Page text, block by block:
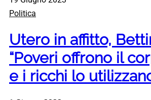
Politica
Utero in affitto,
“Poveri offrono il
e i ricchi lo